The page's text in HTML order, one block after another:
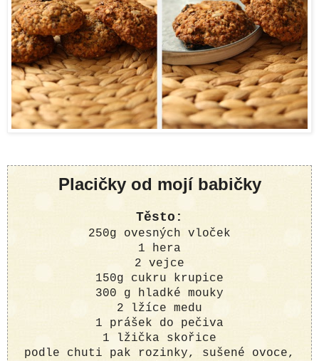
Placičky od mojí babičky
Těsto:
250g ovesných vloček
1 hera
2 vejce
150g cukru krupice
300 g hladké mouky
2 lžíce medu
1 prášek do pečiva
1 lžička skořice
podle chuti pak rozinky, sušené ovoce,